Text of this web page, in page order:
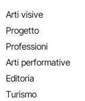
Arti visive
Progetto
Professioni
Arti performative
Editoria
Turismo